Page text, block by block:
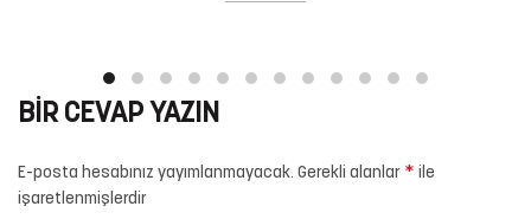
BIR CEVAP YAZIN
E-posta hesabınız yayımlanmayacak. Gerekli alanlar * ile
işaretlenmişlerdir